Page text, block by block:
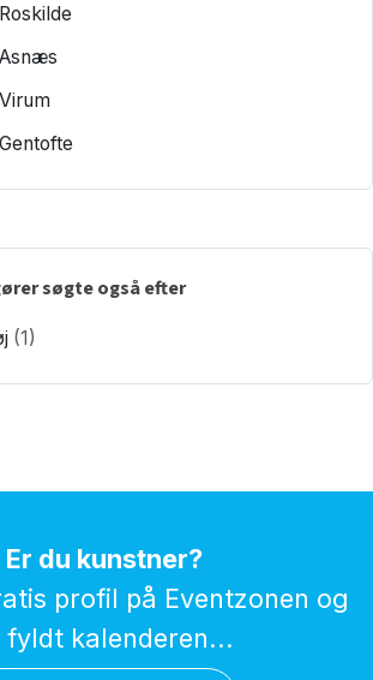
søgte også efter
(1)
Er du kunstner?
profil på Eventzonen og
fyldt kalenderen...